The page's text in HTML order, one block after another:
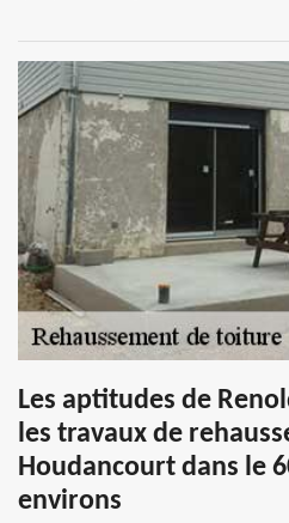
Les aptitudes de
les travaux de
Houdancourt dans le
environs